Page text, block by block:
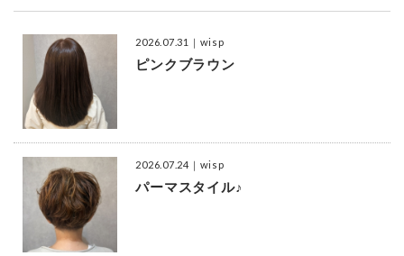
2026.07.31 ｜wisp
ピンクブラウン
2026.07.24 ｜wisp
パーマスタイル♪